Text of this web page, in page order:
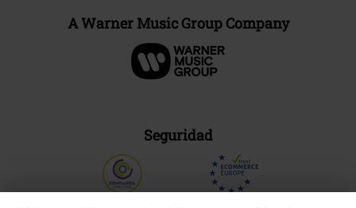
A Warner Music Group Company
Seguridad